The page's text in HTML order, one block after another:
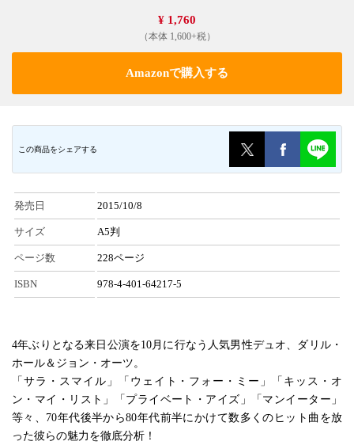
¥ 1,760
（本体 1,600+税）
Amazonで購入する
この商品をシェアする
発売日 2015/10/8
サイズ A5判
ページ数 228ページ
ISBN 978-4-401-64217-5
4年ぶりとなる来日公演を10月に行なう人気男性デュオ、ダリル・
ホール＆ジョン・オーツ。
「サラ・スマイル」「ウェイト・フォー・ミー」「キッス・オ
ン・マイ・リスト」「プライベート・アイズ」「マンイーター」
等々、70年代後半から80年代前半にかけて数多くのヒット曲を放
った彼らの魅力を徹底分析！